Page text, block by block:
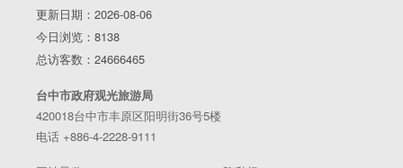
更新日期：2026-08-06
今日浏览：8138
总访客数：24666465
台中市政府观光旅游局
420018台中市丰原区阳明街36号5楼
电话 +886-4-2228-9111